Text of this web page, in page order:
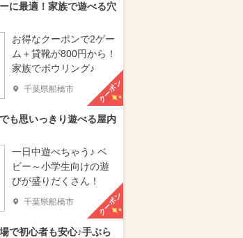
に最適！家族で遊べる穴
お得なクーポンで2ゲー
ム＋貸靴が800円から！
家族でボウリング♪
千葉県船橋市 クーポン
も思いっきり遊べる屋内
一日中遊べちゃう♪ ベ
ビー～小学生向けの遊
びが盛りだくさん！
千葉県船橋市 クーポン
で初心者も安心♪手ぶら